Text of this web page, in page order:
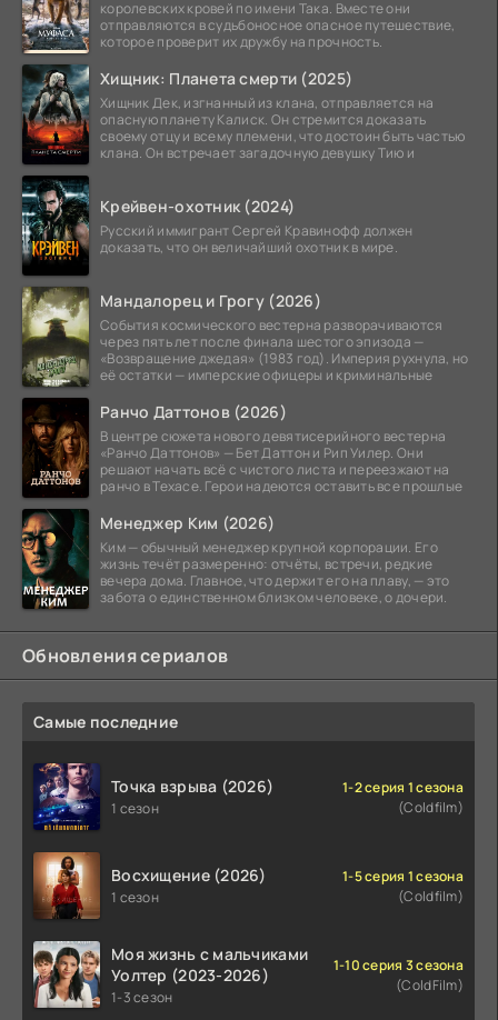
королевских кровей по имени Така. Вместе они
отправляются в судьбоносное опасное путешествие,
которое проверит их дружбу на прочность.
Хищник: Планета смерти (2025)
Хищник Дек, изгнанный из клана, отправляется на
опасную планету Калиск. Он стремится доказать
своему отцу и всему племени, что достоин быть частью
клана. Он встречает загадочную девушку Тию и
Крейвен-охотник (2024)
Русский иммигрант Сергей Кравинофф должен
доказать, что он величайший охотник в мире.
Мандалорец и Грогу (2026)
События космического вестерна разворачиваются
через пять лет после финала шестого эпизода —
«Возвращение джедая» (1983 год). Империя рухнула, но
её остатки — имперские офицеры и криминальные
Ранчо Даттонов (2026)
В центре сюжета нового девятисерийного вестерна
«Ранчо Даттонов» — Бет Даттон и Рип Уилер. Они
решают начать всё с чистого листа и переезжают на
ранчо в Техасе. Герои надеются оставить все прошлые
Менеджер Ким (2026)
Ким — обычный менеджер крупной корпорации. Его
жизнь течёт размеренно: отчёты, встречи, редкие
вечера дома. Главное, что держит его на плаву, — это
забота о единственном близком человеке, о дочери.
Обновления сериалов
Самые последние
Точка взрыва (2026)
1 сезон
1-2 серия 1 сезона
(Coldfilm)
Восхищение (2026)
1 сезон
1-5 серия 1 сезона
(Coldfilm)
Моя жизнь с мальчиками
Уолтер (2023-2026)
1-3 сезон
1-10 серия 3 сезона
(ColdFilm)